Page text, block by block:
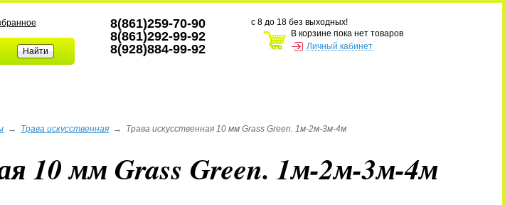
8(861)259-70-90
8(861)292-99-92
8(928)884-99-92
с 8 до 18 без выходных!
В корзине пока нет товаров
Личный кабинет
→ Трава искусственная → Трава искусственная 10 мм Grass Green. 1м-2м-3м-4м
10 мм Grass Green. 1м-2м-3м-4м